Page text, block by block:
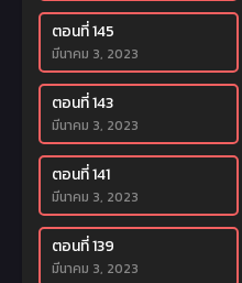
ตอนที่ 145
มีนาคม 3, 2023
ตอนที่ 143
มีนาคม 3, 2023
ตอนที่ 141
มีนาคม 3, 2023
ตอนที่ 139
มีนาคม 3, 2023